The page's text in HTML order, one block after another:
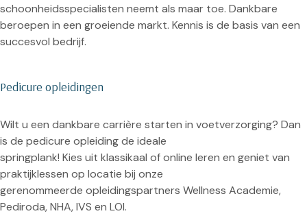
schoonheidsspecialisten neemt als maar toe. Dankbare
beroepen in een groeiende markt. Kennis is de basis van een
succesvol bedrijf.
Pedicure opleidingen
Wilt u een dankbare carrière starten in voetverzorging? Dan
is de pedicure opleiding de ideale
springplank! Kies uit klassikaal of online leren en geniet van
praktijklessen op locatie bij onze
gerenommeerde opleidingspartners Wellness Academie,
Pediroda, NHA, IVS en LOI.